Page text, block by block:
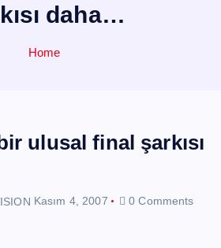
daha…
Home
ulusal final şarkısı
Kasım 4, 2007 0 Comments